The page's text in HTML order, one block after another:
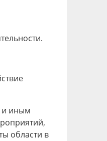
и иным
области в